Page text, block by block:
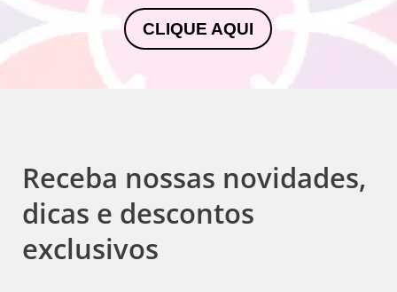
CLIQUE AQUI
Receba nossas novidades,
dicas e descontos
exclusivos